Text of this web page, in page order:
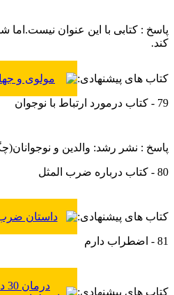
پاسخ : کتابی با این عنوان
کند.
کتاب های پیشنهادی: مولوی و
79 - کتاب درمورد ارتباط با نوجوان
پاسخ : نشر رشد: والدین و
80 - کتاب درباره ضرب المثل
کتاب های پیشنهادی: داستان ضرب
81 - اضطراب دارم
کتاب های پیشنهادی: